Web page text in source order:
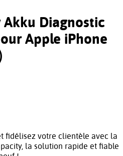
Diagnostic
Apple iPhone
fidélisez votre clientèle avec la
la solution rapide et fiable